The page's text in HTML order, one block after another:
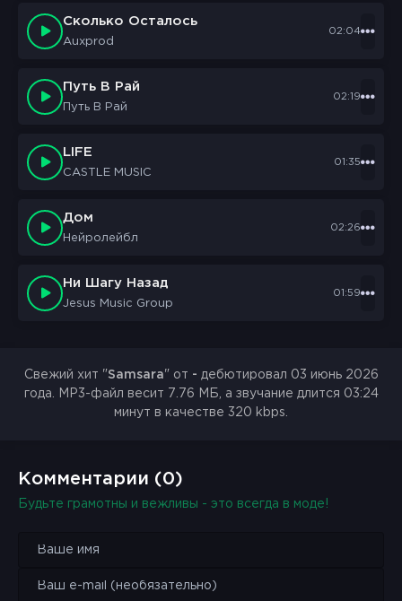
Сколько Осталось
Auxprod
02:04
Путь В Рай
Путь В Рай
02:19
LIFE
CASTLE MUSIC
01:35
Дом
Нейролейбл
02:26
Ни Шагу Назад
Jesus Music Group
01:59
Свежий хит "Samsara" от - дебютировал 03 июнь 2026
года. MP3-файл весит 7.76 МБ, а звучание длится 03:24
минут в качестве 320 kbps.
Комментарии (0)
Будьте грамотны и вежливы - это всегда в моде!